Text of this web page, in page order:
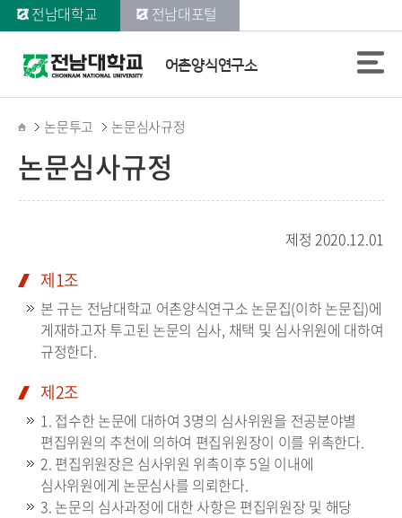
전남대학교 전남대포털
어촌양식연구소
논문투고 논문심사규정
논문심사규정
제정 2020.12.01
제1조
본 규는 전남대학교 어촌양식연구소 논문집(이하 논문집)에
게재하고자 투고된 논문의 심사, 채택 및 심사위원에 대하여
규정한다.
제2조
1. 접수한 논문에 대하여 3명의 심사위원을 전공분야별
편집위원의 추천에 의하여 편집위원장이 이를 위촉한다.
2. 편집위원장은 심사위원 위촉이후 5일 이내에
심사위원에게 논문심사를 의뢰한다.
3. 논문의 심사과정에 대한 사항은 편집위원장 및 해당